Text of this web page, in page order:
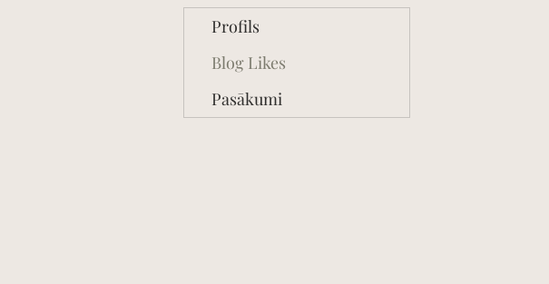
Profils
Blog Likes
Pasākumi